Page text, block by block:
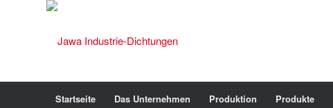
Startseite Das Unternehmen Produktion Produkte